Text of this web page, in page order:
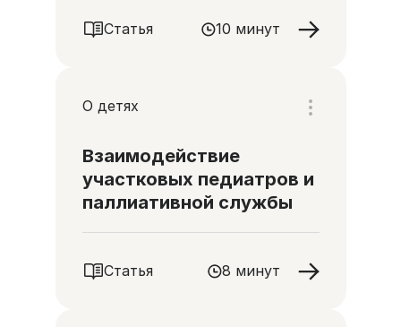
Статья 10 минут
О детях
Взаимодействие
участковых педиатров и
паллиативной службы
Статья 8 минут